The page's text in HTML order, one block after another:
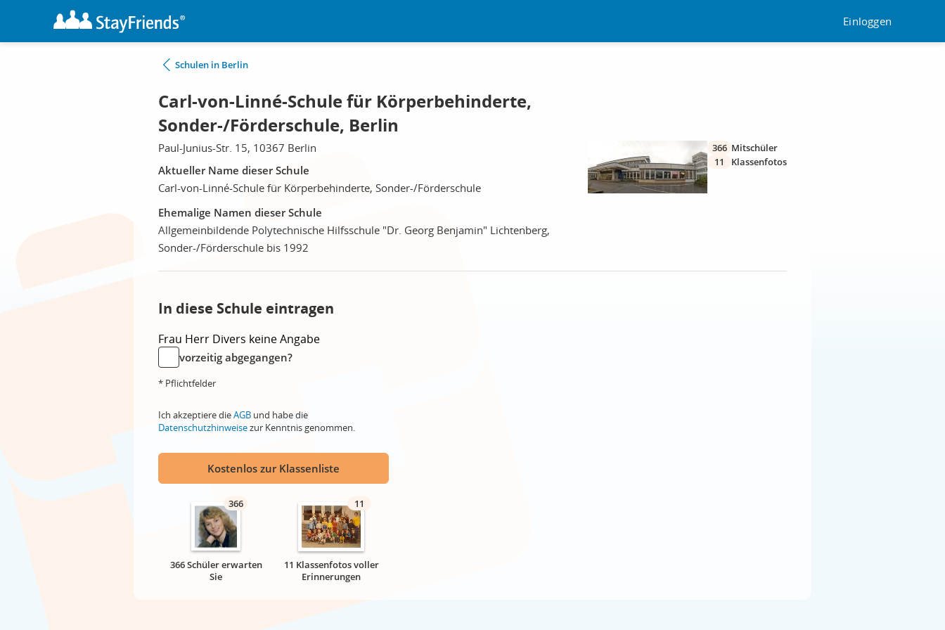
Einloggen
Schulen in Berlin
Carl-von-Linné-Schule für Körperbehinderte,
Sonder-/Förderschule, Berlin
Paul-Junius-Str. 15, 10367 Berlin
Aktueller Name dieser Schule
Carl-von-Linné-Schule für Körperbehinderte, Sonder-/Förderschule
Ehemalige Namen dieser Schule
Allgemeinbildende Polytechnische Hilfsschule "Dr. Georg Benjamin" Lichtenberg,
Sonder-/Förderschule bis 1992
366 Mitschüler
11
Klassenfotos
In diese Schule eintragen
Frau Herr Divers keine Angabe
vorzeitig abgegangen?
* Pflichtfelder
Ich akzeptiere dieAGB und habe die
Datenschutzhinweisezur Kenntnis genommen.
Kostenlos zur Klassenliste
366
366 Schüler erwarten
Sie
11
11 Klassenfotos voller
Erinnerungen